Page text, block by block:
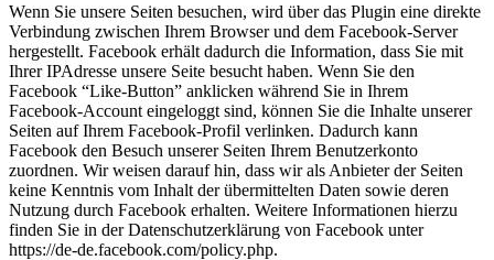
Wenn Sie unsere Seiten besuchen, wird über das Plugin eine direkte
Verbindung zwischen Ihrem Browser und dem Facebook-Server
hergestellt. Facebook erhält dadurch die Information, dass Sie mit
Ihrer IPAdresse unsere Seite besucht haben. Wenn Sie den
Facebook “Like-Button” anklicken während Sie in Ihrem
Facebook-Account eingeloggt sind, können Sie die Inhalte unserer
Seiten auf Ihrem Facebook-Profil verlinken. Dadurch kann
Facebook den Besuch unserer Seiten Ihrem Benutzerkonto
zuordnen. Wir weisen darauf hin, dass wir als Anbieter der Seiten
keine Kenntnis vom Inhalt der übermittelten Daten sowie deren
Nutzung durch Facebook erhalten. Weitere Informationen hierzu
finden Sie in der Datenschutzerklärung von Facebook unter
https://de-de.facebook.com/policy.php.